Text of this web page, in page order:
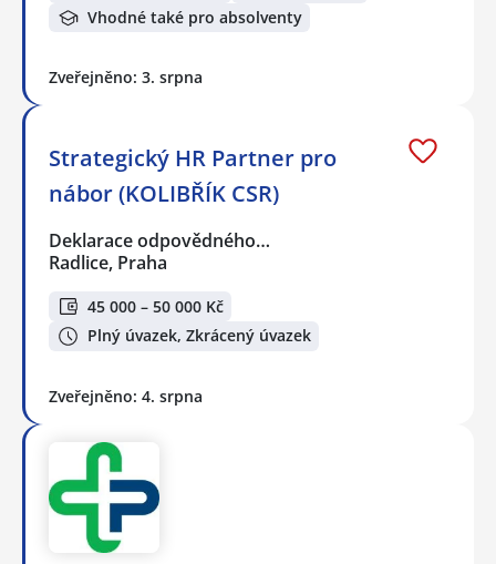
Vhodné také pro absolventy
Zveřejněno: 3. srpna
Strategický HR Partner pro
nábor (KOLIBŘÍK CSR)
Deklarace odpovědného…
Radlice, Praha
45 000 – 50 000 Kč
Plný úvazek, Zkrácený úvazek
Zveřejněno: 4. srpna